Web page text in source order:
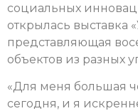
социальных
открылась выставка
представляющая
объектов из разных
«Для меня большая
сегодня, и я